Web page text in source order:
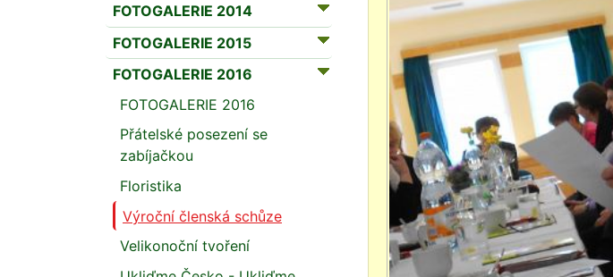
FOTOGALERIE 2014
FOTOGALERIE 2015
FOTOGALERIE 2016
FOTOGALERIE 2016
Přátelské posezení se
zabíjačkou
Floristika
Výroční členská schůze
Velikonoční tvoření